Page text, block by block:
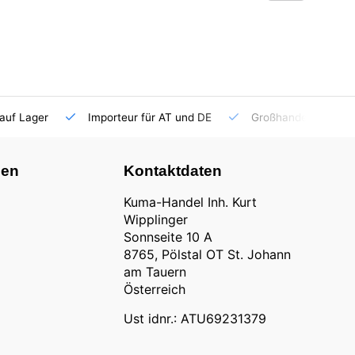
Lager Importeur für AT und DE Großhandel
Kontaktdaten
Kuma-Handel Inh. Kurt
Wipplinger
Sonnseite 10 A
8765, Pölstal OT St. Johann
am Tauern
Österreich
Ust idnr.: ATU69231379